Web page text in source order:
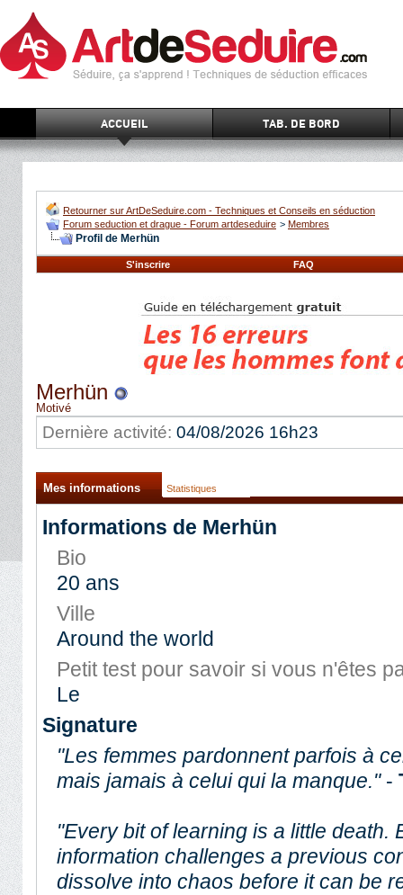
ACCUEIL TAB. DE BORD
Retourner sur ArtDeSeduire.com - Techniques et Conseils en séduction
Forum seduction et drague - Forum artdeseduire > Membres
Profil de Merhün
S'inscrire FAQ
Merhün
Motivé
Dernière activité: 04/08/2026 16h23
Mes informations Statistiques
Informations de Merhün
Bio
20 ans
Ville
Around the world
Petit test pour savoir si vous n'êtes
Le
Signature
"Les femmes pardonnent parfois à
mais jamais à celui qui la manque."-
"Every bit of learning is a little death.
information challenges a previous
dissolve into chaos before it can be